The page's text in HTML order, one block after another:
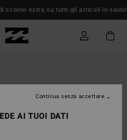
di sconto extra su tutti gli articoli in
AI TUOI DATI
Continua senza accettare